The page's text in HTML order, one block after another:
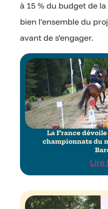
à 15 % du budget de
bien l’ensemble du
avant de s’engager.
La France
championnats du
Lire